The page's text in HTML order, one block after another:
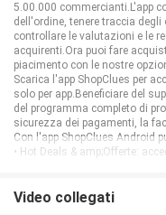
5.00.000 commercianti.L'app
dell'ordine, tenere traccia
controllare le valutazioni e le
acquirenti.Ora puoi fare
piacimento con le nostre
Scarica l'app ShopClues per
solo per app.Beneficiare del
del programma completo di
sicurezza dei pagamenti, la
Con l'app ShopClues Android
• Hot Deals & amp;Offerte:
marchi.
Video collegati